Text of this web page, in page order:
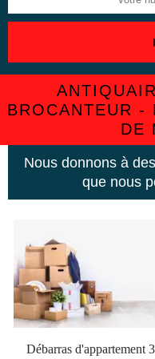
BROCANTEUR -
DE
Nous donnons à
que nous
Débarras d'appartement